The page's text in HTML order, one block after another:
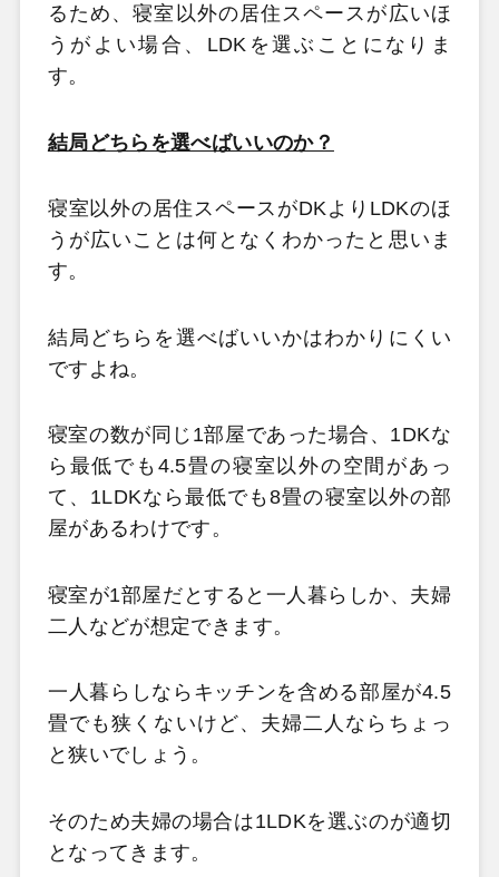
るため、寝室以外の居住スペースが広いほ
うがよい場合、LDKを選ぶことになりま
す。
結局どちらを選べばいいのか？
寝室以外の居住スペースがDKよりLDKのほ
うが広いことは何となくわかったと思いま
す。
結局どちらを選べばいいかはわかりにくい
ですよね。
寝室の数が同じ1部屋であった場合、1DKな
ら最低でも4.5畳の寝室以外の空間があっ
て、1LDKなら最低でも8畳の寝室以外の部
屋があるわけです。
寝室が1部屋だとすると一人暮らしか、夫婦
二人などが想定できます。
一人暮らしならキッチンを含める部屋が4.5
畳でも狭くないけど、夫婦二人ならちょっ
と狭いでしょう。
そのため夫婦の場合は1LDKを選ぶのが適切
となってきます。